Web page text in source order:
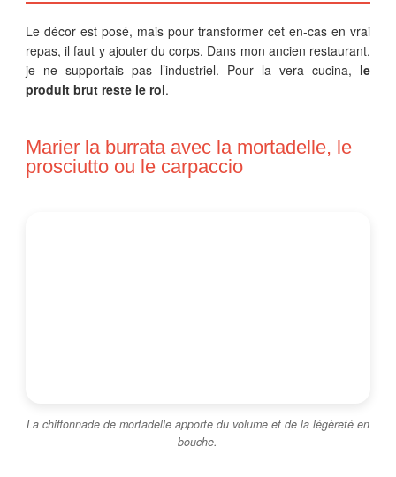
Le décor est posé, mais pour transformer cet en-cas en vrai
repas, il faut y ajouter du corps. Dans mon ancien restaurant,
je ne supportais pas l’industriel. Pour la vera cucina, le
produit brut reste le roi.
Marier la burrata avec la mortadelle, le
prosciutto ou le carpaccio
La chiffonnade de mortadelle apporte du volume et de la légèreté en
bouche.